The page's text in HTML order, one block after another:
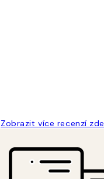
Zobrazit více recenzí zde